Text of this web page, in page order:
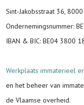
Sint-Jakobsstraat 36,
Ondernemingsnummer:
IBAN & BIC: BE04 3800
Werkplaats immaterieel
en het beheer van
de Vlaamse overheid.